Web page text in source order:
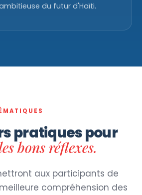
du futur d'Haïti.
pratiques pour
bons réflexes.
aux participants de
compréhension des